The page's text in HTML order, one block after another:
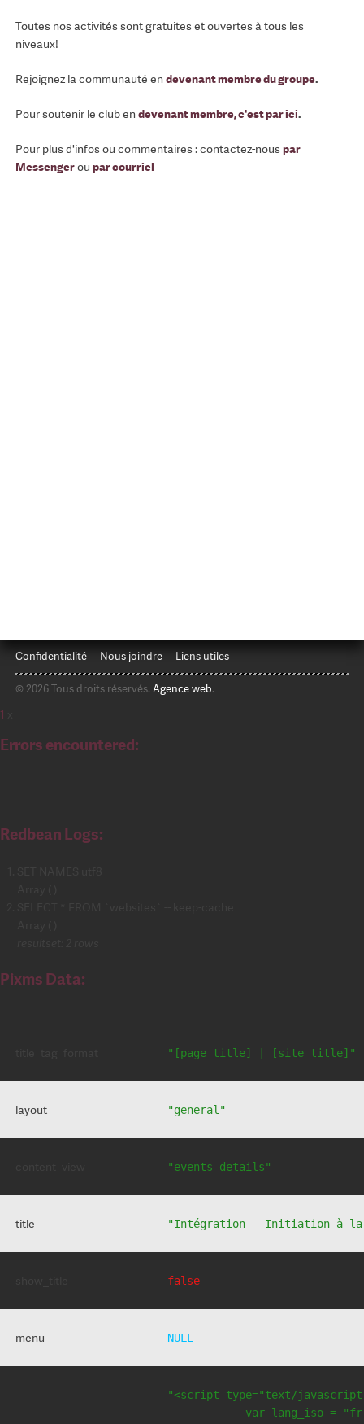
Toutes nos activités sont gratuites et ouvertes à tous les
niveaux!
Rejoignez la communauté endevenant membre du groupe.
Pour soutenir le club endevenant membre, c'est par ici.
Pour plus d'infos ou commentaires : contactez-nouspar
Messengerou par courriel
Confidentialité Nous joindre Liens utiles
© 2026 Tous droits réservés. Agence web.
1
Errors encountered:
Redbean Logs:
Pixms Data:
"[page_title] | [site_title]"
layout "general"
"events-details"
title "Intégration - Initiation à la
false
menu NULL
"<script type="text/
var lang_iso =